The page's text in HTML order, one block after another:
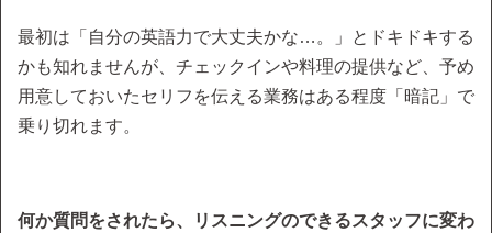
最初は「自分の英語力で大丈夫かな…。」とドキドキする
かも知れませんが、チェックインや料理の提供など、予め
用意しておいたセリフを伝える業務はある程度「暗記」で
乗り切れます。
何か質問をされたら、リスニングのできるスタッフに変わ